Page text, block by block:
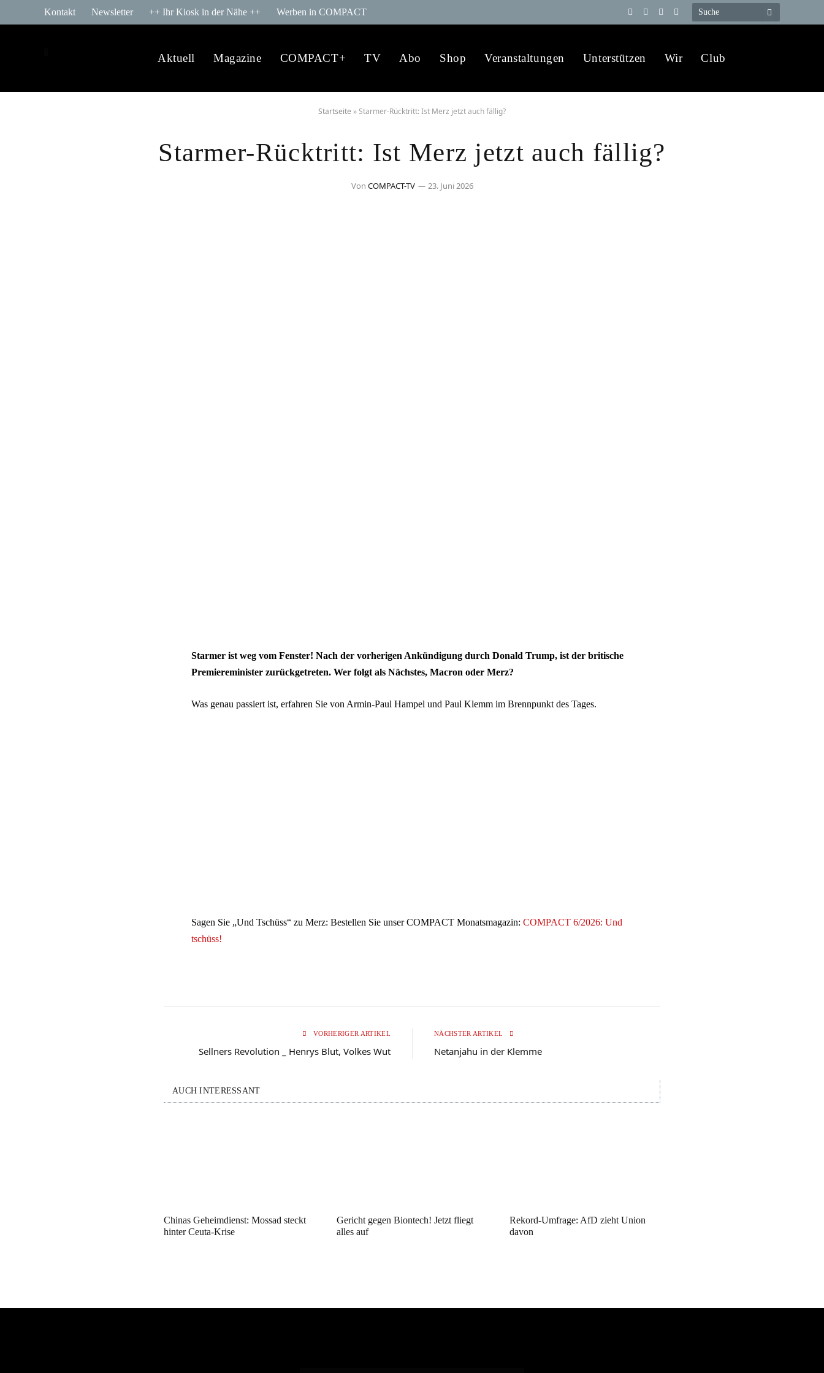
Kontakt Newsletter ++ Ihr Kiosk in der Nähe ++ Werben in COMPACT
Telegram
YouTube
X
WhatsApp
Aktuell Magazine COMPACT+ TV Abo Shop Veranstaltungen Unterstützen Wir Club
Startseite »Starmer-Rücktritt: Ist Merz jetzt auch fällig?
Starmer-Rücktritt: Ist Merz jetzt auch fällig?
Von COMPACT-TV 23. Juni 2026
Starmer ist weg vom Fenster! Nach der vorherigen Ankündigung durch Donald Trump, ist der britische
Premiereminister zurückgetreten. Wer folgt als Nächstes, Macron oder Merz?
Was genau passiert ist, erfahren Sie von Armin-Paul Hampel und Paul Klemm im Brennpunkt des Tages.
Sagen Sie „Und Tschüss“ zu Merz: Bestellen Sie unser COMPACT Monatsmagazin: COMPACT 6/2026: Und
tschüss!
VORHERIGER ARTIKEL
Sellners Revolution _ Henrys Blut, Volkes Wut
NÄCHSTER ARTIKEL
Netanjahu in der Klemme
AUCH INTERESSANT
Chinas Geheimdienst: Mossad steckt
hinter Ceuta-Krise
Gericht gegen Biontech! Jetzt fliegt
alles auf
Rekord-Umfrage: AfD zieht Union
davon